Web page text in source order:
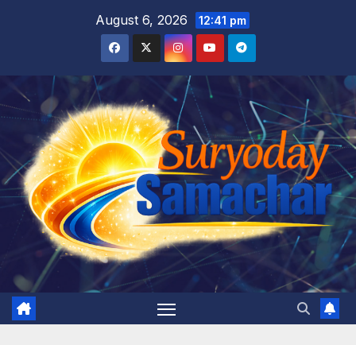
August 6, 2026 12:41 pm